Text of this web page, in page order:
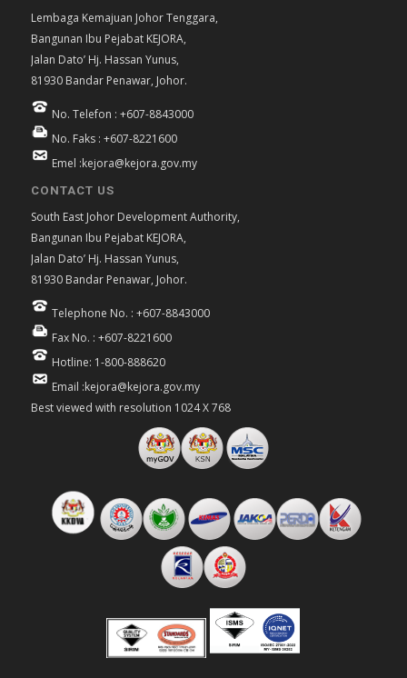
Lembaga Kemajuan Johor Tenggara,
Bangunan Ibu Pejabat KEJORA,
Jalan Dato’ Hj. Hassan Yunus,
81930 Bandar Penawar, Johor.
No. Telefon : +607-8843000
No. Faks : +607-8221600
Emel :kejora@kejora.gov.my
CONTACT US
South East Johor Development Authority,
Bangunan Ibu Pejabat KEJORA,
Jalan Dato’ Hj. Hassan Yunus,
81930 Bandar Penawar, Johor.
Telephone No. : +607-8843000
Fax No. : +607-8221600
Hotline: 1-800-888620
Email :kejora@kejora.gov.my
Best viewed with resolution 1024 X 768